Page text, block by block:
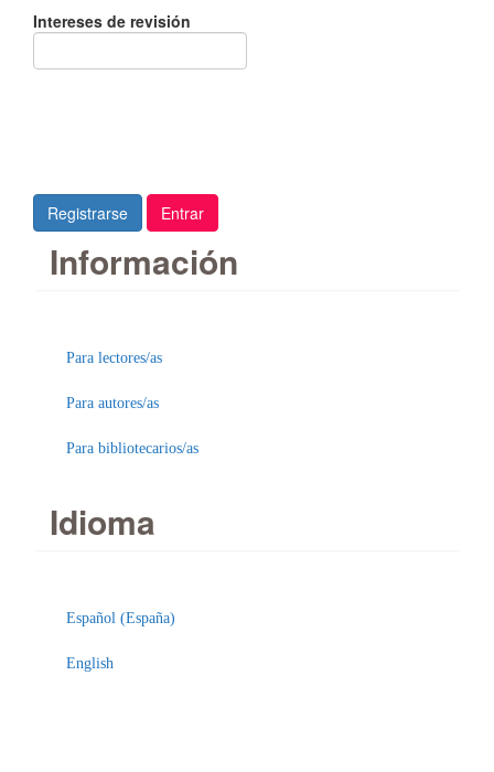
Intereses de revisión
Registrarse Entrar
Información
Para lectores/as
Para autores/as
Para bibliotecarios/as
Idioma
Español (España)
English